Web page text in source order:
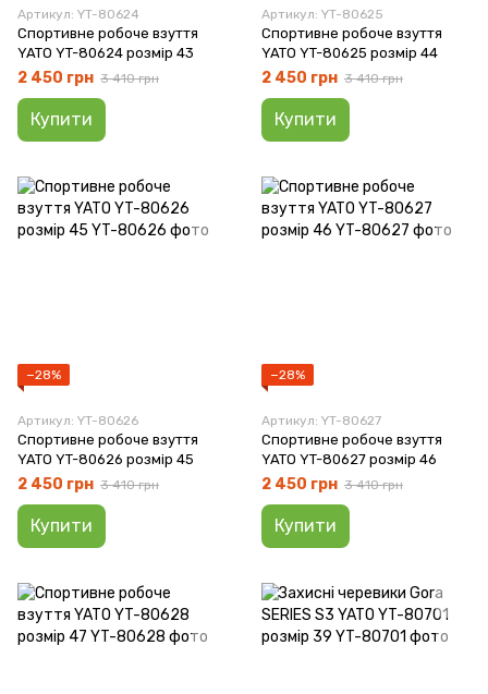
Артикул: YT-80624
Спортивне робоче взуття
YATO YT-80624 розмір 43
2 450 грн 3 410 грн
Купити
Артикул: YT-80625
Спортивне робоче взуття
YATO YT-80625 розмір 44
2 450 грн 3 410 грн
Купити
−28%
Артикул: YT-80626
Спортивне робоче взуття
YATO YT-80626 розмір 45
2 450 грн 3 410 грн
Купити
−28%
Артикул: YT-80627
Спортивне робоче взуття
YATO YT-80627 розмір 46
2 450 грн 3 410 грн
Купити